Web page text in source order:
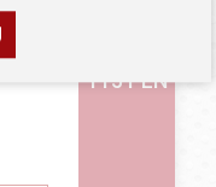
115 PLN